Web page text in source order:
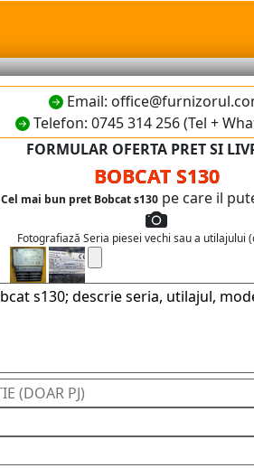
Email:
Telefon: 0745 314 256 (Tel +
FORMULAR OFERTA PRET SI
BOBCAT S130
Cel mai bun pret Bobcat s130 pe care il
Fotografiază Seria piesei vechi sau a utilajului